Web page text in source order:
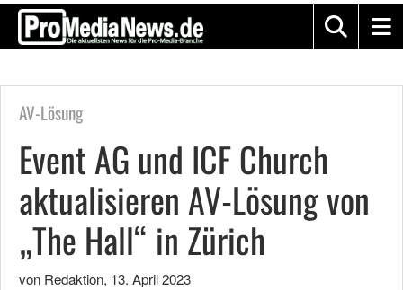
AV-Lösung
Event AG und ICF Church
aktualisieren AV-Lösung von
„The Hall“ in Zürich
von Redaktion, 13. April 2023